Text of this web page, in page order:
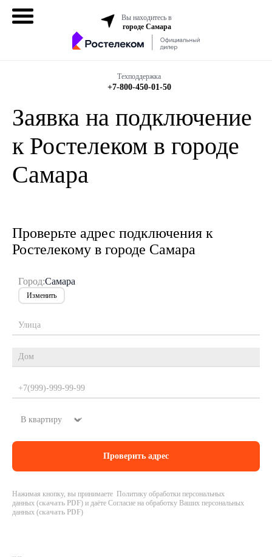
Вы находитесь в
городе Самара
Техподдержка
+7-800-450-01-50
Подключить
Заявка на подключение
к Ростелеком в городе
Самара
Проверьте адрес подключения к
Ростелекому в городе Самара
Город:Самара
Изменить
Нажимая кнопку, вы принимаете Политику обработки персональных
данных (скачать PDF) и даёте Согласие на обработку Ваших персональных
данных (скачать PDF)